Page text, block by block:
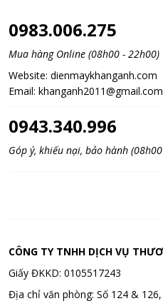
0983.006.275
Mua hàng Online (08h00 - 22h00)
Website: dienmaykhanganh.com
Email: khanganh2011@gmail.com
0943.340.996
Góp ý, khiếu nại, bảo hành
CÔNG TY TNHH DỊCH VỤ
Giấy ĐKKD: 0105517243
Địa chỉ văn phòng: Số 124 &